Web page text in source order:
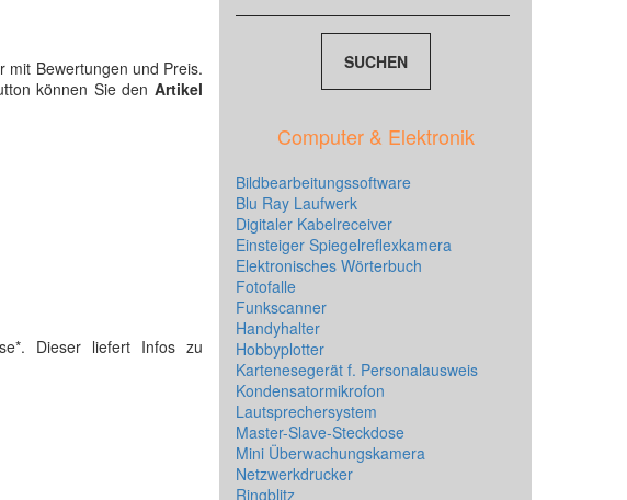
mit Bewertungen und Preis.
können Sie den Artikel
Dieser liefert Infos zu
Computer & Elektronik
Bildbearbeitungssoftware
Blu Ray Laufwerk
Digitaler Kabelreceiver
Einsteiger Spiegelreflexkamera
Elektronisches Wörterbuch
Fotofalle
Funkscanner
Handyhalter
Hobbyplotter
Kartenesegerät f. Personalausweis
Kondensatormikrofon
Lautsprechersystem
Master-Slave-Steckdose
Mini Überwachungskamera
Netzwerkdrucker
Ringblitz